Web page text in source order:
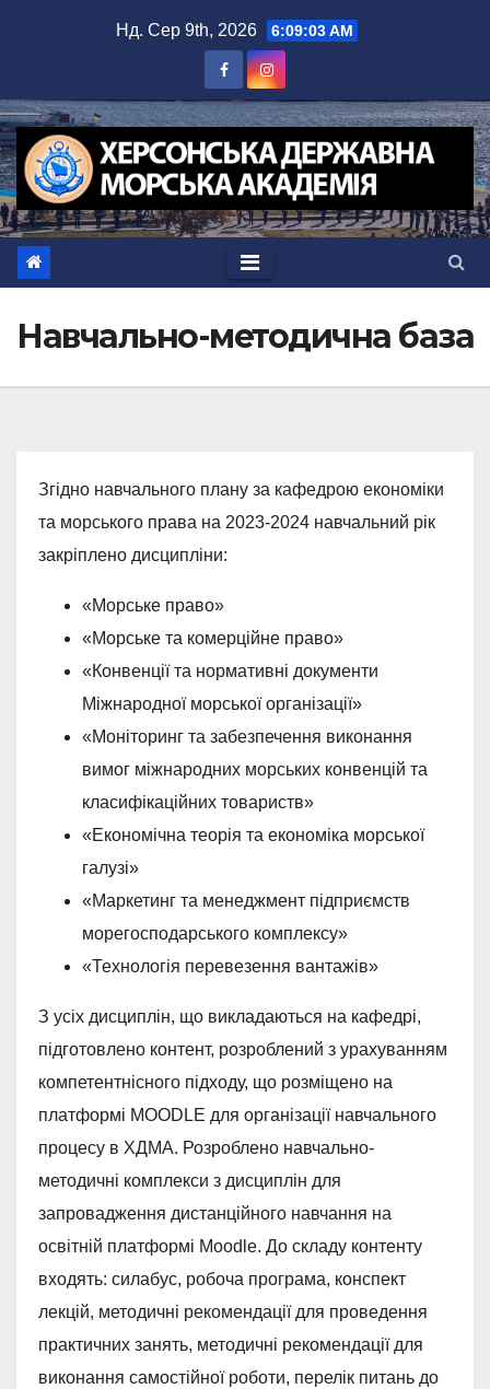
Нд. Сер 9th, 2026 6:09:04 AM
Навчально-методична база
Згідно навчального плану за кафедрою економіки
та морського права на 2023-2024 навчальний рік
закріплено дисципліни:
«Морське право»
«Морське та комерційне право»
«Конвенції та нормативні документи
Міжнародної морської організації»
«Моніторинг та забезпечення виконання
вимог міжнародних морських конвенцій та
класифікаційних товариств»
«Економічна теорія та економіка морської
галузі»
«Маркетинг та менеджмент підприємств
морегосподарського комплексу»
«Технологія перевезення вантажів»
З усіх дисциплін, що викладаються на кафедрі,
підготовлено контент, розроблений з урахуванням
компетентнісного підходу, що розміщено на
платформі MOODLE для організації навчального
процесу в ХДМА. Розроблено навчально-
методичні комплекси з дисциплін для
запровадження дистанційного навчання на
освітній платформі Moodle. До складу контенту
входять: силабус, робоча програма, конспект
лекцій, методичні рекомендації для проведення
практичних занять, методичні рекомендації для
виконання самостійної роботи, перелік питань до